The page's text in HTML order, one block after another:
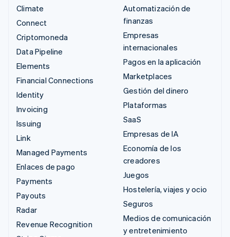
Climate
Connect
Criptomoneda
Data Pipeline
Elements
Financial Connections
Identity
Invoicing
Issuing
Link
Managed Payments
Enlaces de pago
Payments
Payouts
Radar
Revenue Recognition
Automatización de
finanzas
Empresas
internacionales
Pagos en la aplicación
Marketplaces
Gestión del dinero
Plataformas
SaaS
Empresas de IA
Economía de los
creadores
Juegos
Hostelería, viajes y ocio
Seguros
Medios de comunicación
y entretenimiento